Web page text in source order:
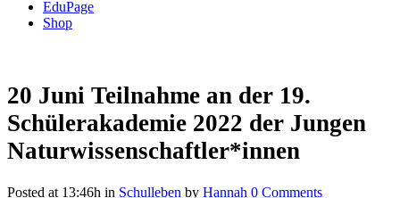
EduPage
Shop
20 Juni Teilnahme an der 19.
Schülerakademie 2022 der Jungen
Naturwissenschaftler*innen
Posted at 13:46h in Schulleben by Hannah 0 Comments